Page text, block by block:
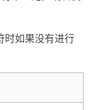
时如果没有进行